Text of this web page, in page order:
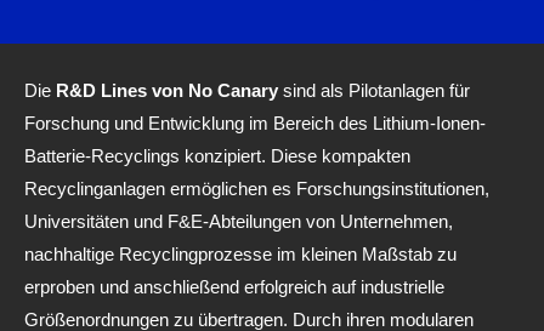
Die R&D Lines von No Canary sind als Pilotanlagen für
Forschung und Entwicklung im Bereich des Lithium-Ionen-
Batterie-Recyclings konzipiert. Diese kompakten
Recyclinganlagen ermöglichen es Forschungsinstitutionen,
Universitäten und F&E-Abteilungen von Unternehmen,
nachhaltige Recyclingprozesse im kleinen Maßstab zu
erproben und anschließend erfolgreich auf industrielle
Größenordnungen zu übertragen. Durch ihren modularen